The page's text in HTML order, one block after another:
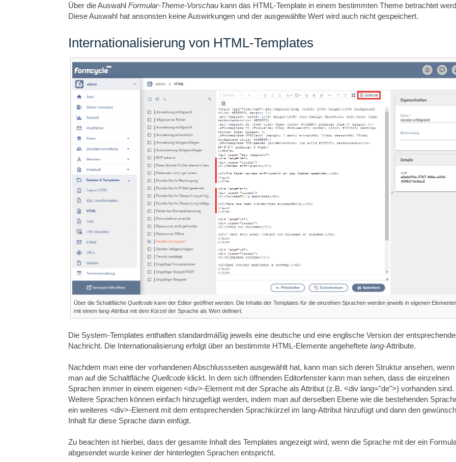
Über die Auswahl Formular-Theme-Vorschau kann das HTML-Template in einem bestimmten Theme betrachtet
Diese Auswahl hat ansonsten keine Auswirkungen und der ausgewählte Wert wird auch nicht gespeichert.
Internationalisierung von HTML-Templates
Über die Schaltfläche Quellcode kann der Editor geöffnet werden. Die Inhalte der Templates für die einzelnen Sprachen werden jeweils in eigenen
mit einem lang-Attribut mit dem Kürzel der Sprache als Wert definiert.
Die System-Templates enthalten standardmäßig jeweils eine deutsche und eine englische Version der
Nachricht. Die Internationalisierung erfolgt über an bestimmte HTML-Elemente angeheftete lang-Attribute.
Nachdem man eine der vorhandenen Abschlussseiten ausgewählt hat, kann man sich deren Struktur ansehen, wenn
man auf die Schaltfläche Quellcode klickt. In dem sich öffnenden Editorfenster kann man sehen, dass die einzelnen
Sprachen immer in einem eigenen <div>-Element mit der Sprache als Attribut (z.B. <div lang="de">) vorhanden sind.
Weitere Sprachen können einfach hinzugefügt werden, indem man auf derselben Ebene wie die bestehenden
ein weiteres <div>-Element mit dem entsprechenden Sprachkürzel im lang-Attribut hinzufügt und dann den
Inhalt für diese Sprache darin einfügt.
Zu beachten ist hierbei, dass der gesamte Inhalt des Templates angezeigt wird, wenn die Sprache mit der ein
abgesendet wurde keiner der hinterlegten Sprachen entspricht.